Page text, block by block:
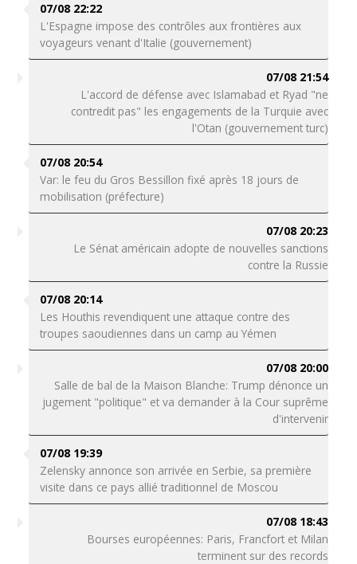
07/08 22:22
L'Espagne impose des contrôles aux frontières aux
voyageurs venant d'Italie (gouvernement)
07/08 21:54
L'accord de défense avec Islamabad et Ryad "ne
contredit pas" les engagements de la Turquie avec
l'Otan (gouvernement turc)
07/08 20:54
Var: le feu du Gros Bessillon fixé après 18 jours de
mobilisation (préfecture)
07/08 20:23
Le Sénat américain adopte de nouvelles sanctions
contre la Russie
07/08 20:14
Les Houthis revendiquent une attaque contre des
troupes saoudiennes dans un camp au Yémen
07/08 20:00
Salle de bal de la Maison Blanche: Trump dénonce un
jugement "politique" et va demander à la Cour suprême
d'intervenir
07/08 19:39
Zelensky annonce son arrivée en Serbie, sa première
visite dans ce pays allié traditionnel de Moscou
07/08 18:43
Bourses européennes: Paris, Francfort et Milan
terminent sur des records